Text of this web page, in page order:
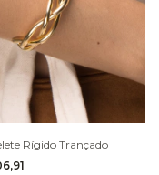
Rígido Trançado